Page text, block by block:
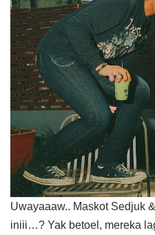
Uwayaaaw.. Maskot Sedjuk
iniii…? Yak betoel, mereka